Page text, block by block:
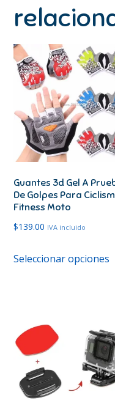
Guantes 3d Gel A
De Golpes Para
Fitness Moto
$139.00 IVA incluido
Seleccionar opciones